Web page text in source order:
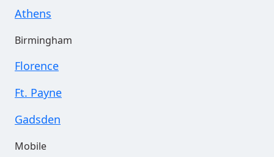
Athens
Birmingham
Florence
Ft. Payne
Gadsden
Mobile